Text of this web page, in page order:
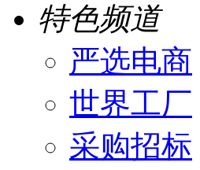
特色频道
严选电商
世界工厂
采购招标